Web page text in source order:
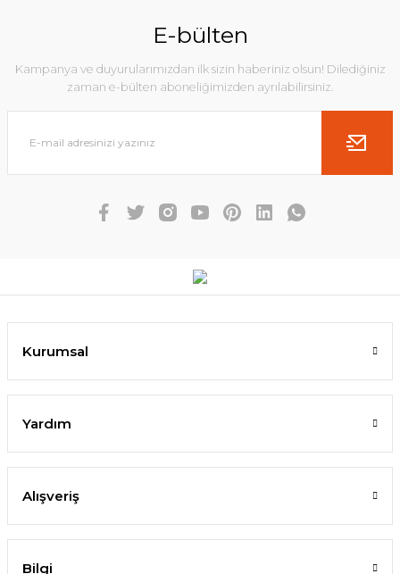
E-bülten
Kampanya ve duyurularımızdan ilk sizin haberiniz olsun! Dilediğiniz
zaman e-bülten aboneliğimizden ayrılabilirsiniz.
Kurumsal
Yardım
Alışveriş
Bilgi